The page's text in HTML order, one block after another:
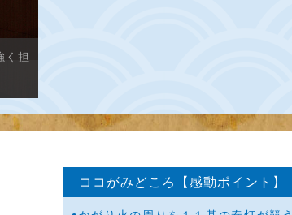
ココがみどころ【感動ポイント】